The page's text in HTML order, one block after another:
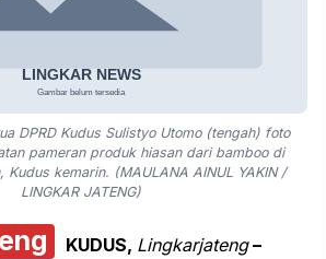
DPRD Kudus Sulistyo Utomo (tengah) foto
pameran produk hiasan dari bamboo di
Kudus kemarin. (MAULANA AINUL YAKIN /
LINGKAR JATENG)
KUDUS, Lingkarjateng–